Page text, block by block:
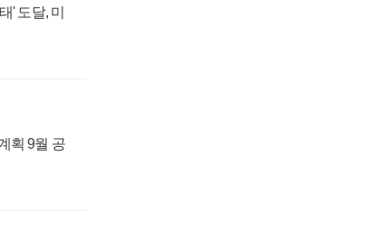
' 도달, 미
획 9월 공